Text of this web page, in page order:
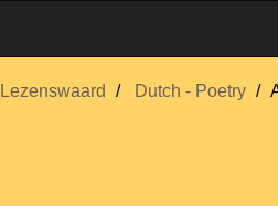
Lezenswaard Dutch - Poetry